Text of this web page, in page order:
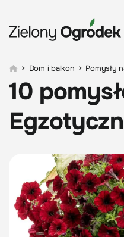
> Dom i balkon > Pomysły
10